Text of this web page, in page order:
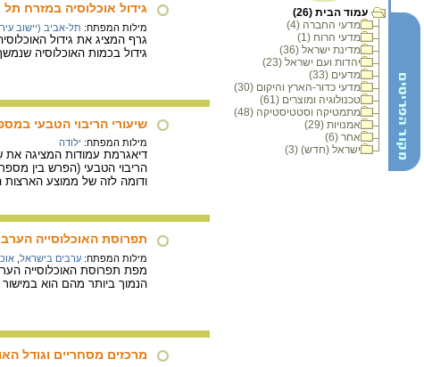
עמוד הבית (26)
מדעי החברה (4)
מדעי הרוח (1)
מדינת ישראל (36)
יהדות ועם ישראל (23)
מדעים (33)
מדעי כדור-הארץ והיקום (30)
טכנולוגיה ומוצרים (61)
מתמטיקה וסטטיסטיקה (48)
אמנויות (29)
אחר (6)
ישראל (חדש) (3)
גידול אוכלוסיה במזרח
מילות המפתח: תל-אביב (יישוב
גידול בכמות האוכלוסיה שנמשך
שיעורי הריבוי הטבעי במספר
מילות המפתח: ילודה
הריבוי הטבעי (הפרש בין
ודומה לזה של ממוצע
תפרוסת האוכלוסייה
מילות המפתח: ערבים בישראל
הנמוך ביותר מהם הוא
מרכזים מסחריים וגודל האוכלוסייה,